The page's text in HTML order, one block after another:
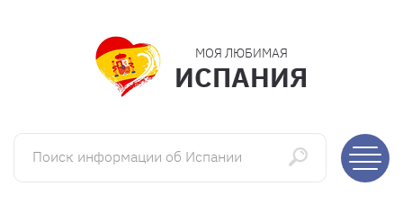
МОЯ ЛЮБИМАЯ
ИСПАНИЯ
Поиск информации об Испании